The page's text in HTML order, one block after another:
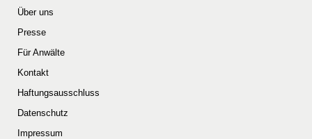
Über uns
Presse
Für Anwälte
Kontakt
Haftungsausschluss
Datenschutz
Impressum